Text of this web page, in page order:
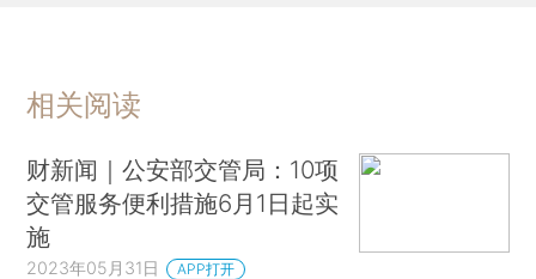
相关阅读
财新闻｜公安部交管局：10项
交管服务便利措施6月1日起实
施
2023年05月31日 APP打开